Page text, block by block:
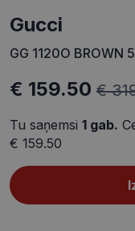
Gucci
GG 1120O BROWN
€ 159.50 €
Tu saņemsi 1 gab.
€ 159.50